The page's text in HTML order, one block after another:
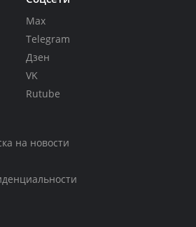
Max
Telegram
Дзен
VK
Rutube
на новости